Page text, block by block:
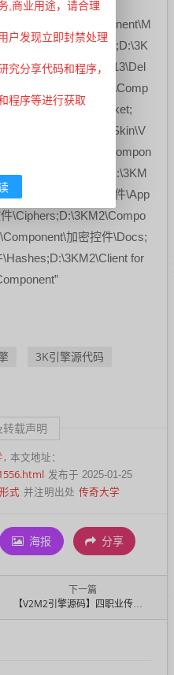
加密控件\App
\Ciphers;D:\3KM2\Compo
加密控件\Docs;
for
3K引擎源代码
载声明
本文地址：
发布于 2025-01-25
式 并注明出处 传奇大学
海报 分享
下一篇
【V2M2引擎源码】四职业传奇源码2024BLUE升级版价值5000元
,商业用途，请合理
户发现立即封禁处理
究分享代码和程序，
程序等进行获取